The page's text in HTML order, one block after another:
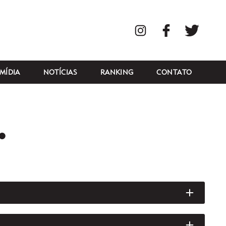
InstagramFacebook
NOTÍCIAS RANKING CONTATO